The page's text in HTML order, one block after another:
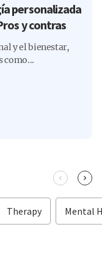
personalizada
y contras
y el bienestar,
como...
Therapy Mental